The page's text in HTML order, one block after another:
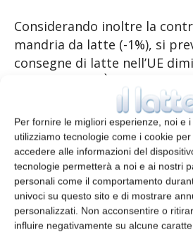
Per fornire le migliori esperienze, noi e
utilizziamo tecnologie come i cookie
accedere alle informazioni del
tecnologie permetterà a noi e ai nostri
personali come il comportamento
univoci su questo sito e di mostrare
personalizzati. Non acconsentire o
influire negativamente su alcune
Considerando inoltre la
mandria da latte (-1%), si
consegne di latte nell’UE
0,6% nel 2022. È probabile
qualità del fieno e il minor
dovuto alla disponibilità e al
anche il contenuto di grassi
latte, contraendo così
disponibilità di solidi del
lavorazione lattiera.